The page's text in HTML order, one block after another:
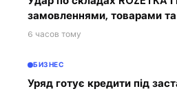
замовленнями, товарами
6 часов тому
БИЗНЕС
Уряд готує кредити під